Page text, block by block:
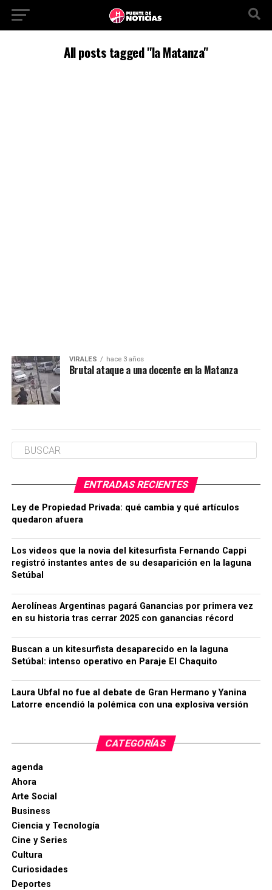
All posts tagged "la Matanza"
VIRALES hace 3 años
Brutal ataque a una docente en la Matanza
ENTRADAS RECIENTES
Ley de Propiedad Privada: qué cambia y qué artículos
quedaron afuera
Los videos que la novia del kitesurfista Fernando Cappi
registró instantes antes de su desaparición en la laguna
Setúbal
Aerolíneas Argentinas pagará Ganancias por primera vez
en su historia tras cerrar 2025 con ganancias récord
Buscan a un kitesurfista desaparecido en la laguna
Setúbal: intenso operativo en Paraje El Chaquito
Laura Ubfal no fue al debate de Gran Hermano y Yanina
Latorre encendió la polémica con una explosiva versión
CATEGORÍAS
agenda
Ahora
Arte Social
Business
Ciencia y Tecnología
Cine y Series
Cultura
Curiosidades
Deportes